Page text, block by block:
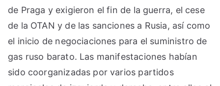
de Praga y exigieron el fin de la guerra, el cese
de la OTAN y de las sanciones a Rusia, así como
el inicio de negociaciones para el suministro de
gas ruso barato. Las manifestaciones habían
sido coorganizadas por varios partidos